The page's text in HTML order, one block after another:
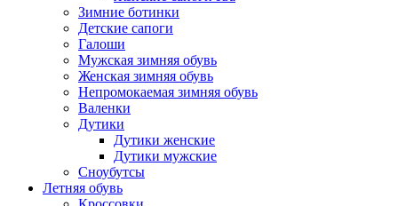
Зимние ботинки
Детские сапоги
Галоши
Мужская зимняя обувь
Женская зимняя обувь
Непромокаемая зимняя обувь
Валенки
Дутики
Дутики женские
Дутики мужские
Сноубутсы
Летняя обувь